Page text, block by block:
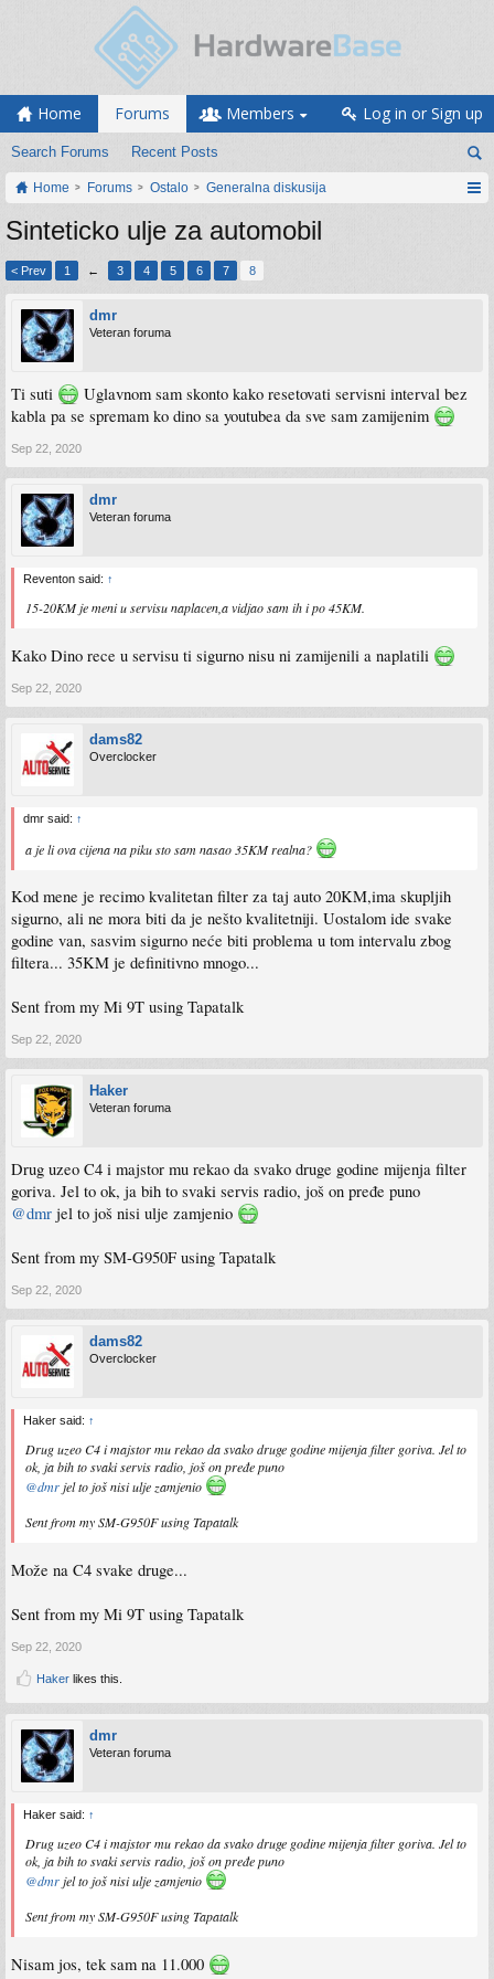
Home Forums
Search Forums Recent Posts
Members Log in or Sign up
Home Forums Ostalo Generalna diskusija
Sinteticko ulje za automobil
< Prev 1 ← 3 4 5 6 7 8
dmr
Veteran foruma
Ti suti
Uglavnom sam skonto kako resetovati servisni interval bez
kabla pa se spremam ko dino sa youtubea da sve sam zamijenim
Sep 22, 2020
dmr
Veteran foruma
Reventon said: ↑
15-20KM je meni u servisu naplacen,a vidjao sam ih i po 45KM.
Kako Dino rece u servisu ti sigurno nisu ni zamijenili a naplatili
Sep 22, 2020
dams82
Overclocker
dmr said: ↑
a je li ova cijena na piku sto sam nasao 35KM realna?
Kod mene je recimo kvalitetan filter za taj auto 20KM,ima skupljih
sigurno, ali ne mora biti da je nešto kvalitetniji. Uostalom ide svake
godine van, sasvim sigurno neće biti problema u tom intervalu zbog
filtera... 35KM je definitivno mnogo...
Sent from my Mi 9T using Tapatalk
Sep 22, 2020
Haker
Veteran foruma
Drug uzeo C4 i majstor mu rekao da svako druge godine mijenja filter
goriva. Jel to ok, ja bih to svaki servis radio, još on pređe puno
@dmr jel to još nisi ulje zamjenio
Sent from my SM-G950F using Tapatalk
Sep 22, 2020
dams82
Overclocker
Haker said: ↑
Drug uzeo C4 i majstor mu rekao da svako druge godine mijenja filter goriva. Jel to
ok, ja bih to svaki servis radio, još on pređe puno
@dmrjel to još nisi ulje zamjenio
Sent from my SM-G950F using Tapatalk
Može na C4 svake druge...
Sent from my Mi 9T using Tapatalk
Sep 22, 2020
Haker likes this.
dmr
Veteran foruma
Haker said: ↑
Drug uzeo C4 i majstor mu rekao da svako druge godine mijenja filter goriva. Jel to
ok, ja bih to svaki servis radio, još on pređe puno
@dmr jel to još nisi ulje zamjenio
Sent from my SM-G950F using Tapatalk
Nisam jos, tek sam na 11.000